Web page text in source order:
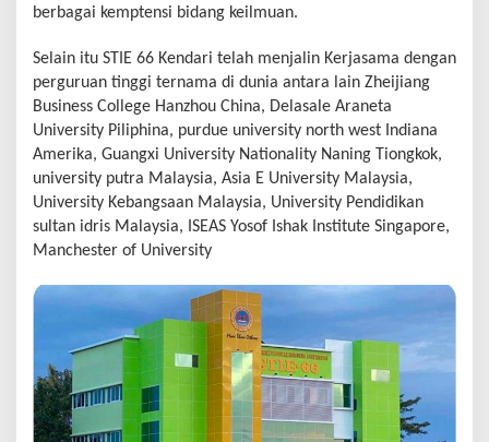
berbagai kemptensi bidang keilmuan.
Selain itu STIE 66 Kendari telah menjalin Kerjasama dengan
perguruan tinggi ternama di dunia antara lain Zheijiang
Business College Hanzhou China, Delasale Araneta
University Piliphina, purdue university north west Indiana
Amerika, Guangxi University Nationality Naning Tiongkok,
university putra Malaysia, Asia E University Malaysia,
University Kebangsaan Malaysia, University Pendidikan
sultan idris Malaysia, ISEAS Yosof Ishak Institute Singapore,
Manchester of University